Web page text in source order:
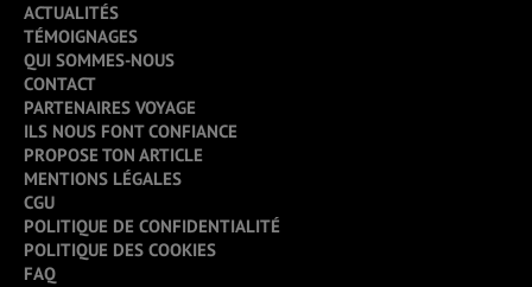
ACTUALITÉS
TÉMOIGNAGES
QUI SOMMES-NOUS
CONTACT
PARTENAIRES VOYAGE
ILS NOUS FONT CONFIANCE
PROPOSE TON ARTICLE
MENTIONS LÉGALES
CGU
POLITIQUE DE CONFIDENTIALITÉ
POLITIQUE DES COOKIES
FAQ